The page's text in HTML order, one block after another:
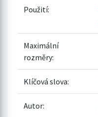
Použití:
Maximální
rozměry:
Klíčová slova:
Autor: